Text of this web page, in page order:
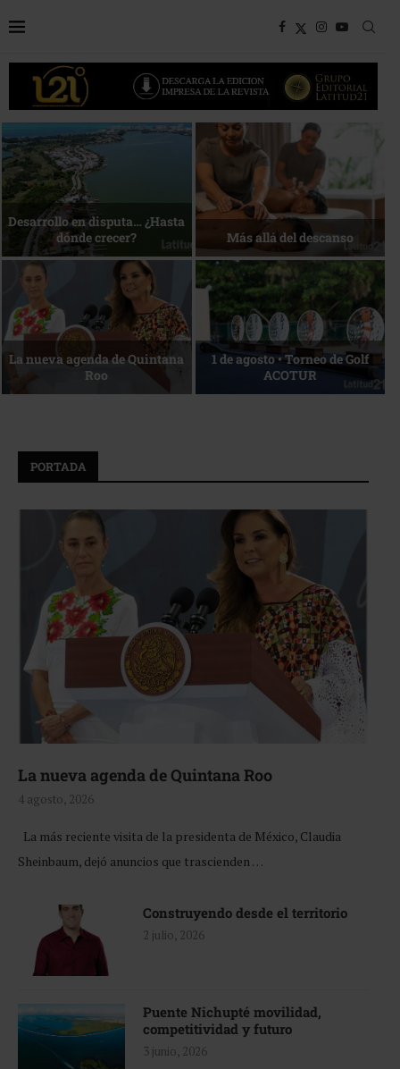
Bottega, un viaje servido a la
mesa
Energía que Impulsa la
competitividad
Reconocimiento de viajeros La esencia del servicio
PORTADA
La nueva agenda de Quintana Roo
4 agosto, 2026
La más reciente visita de la presidenta de México, Claudia
Sheinbaum, dejó anuncios que trascienden …
Construyendo desde el territorio
2 julio, 2026
Puente Nichupté movilidad,
competitividad y futuro
3 junio, 2026